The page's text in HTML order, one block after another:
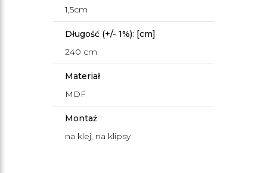
1,5cm
Długość (+/- 1%): [cm]
240 cm
Materiał
MDF
Montaż
na klej, na klipsy